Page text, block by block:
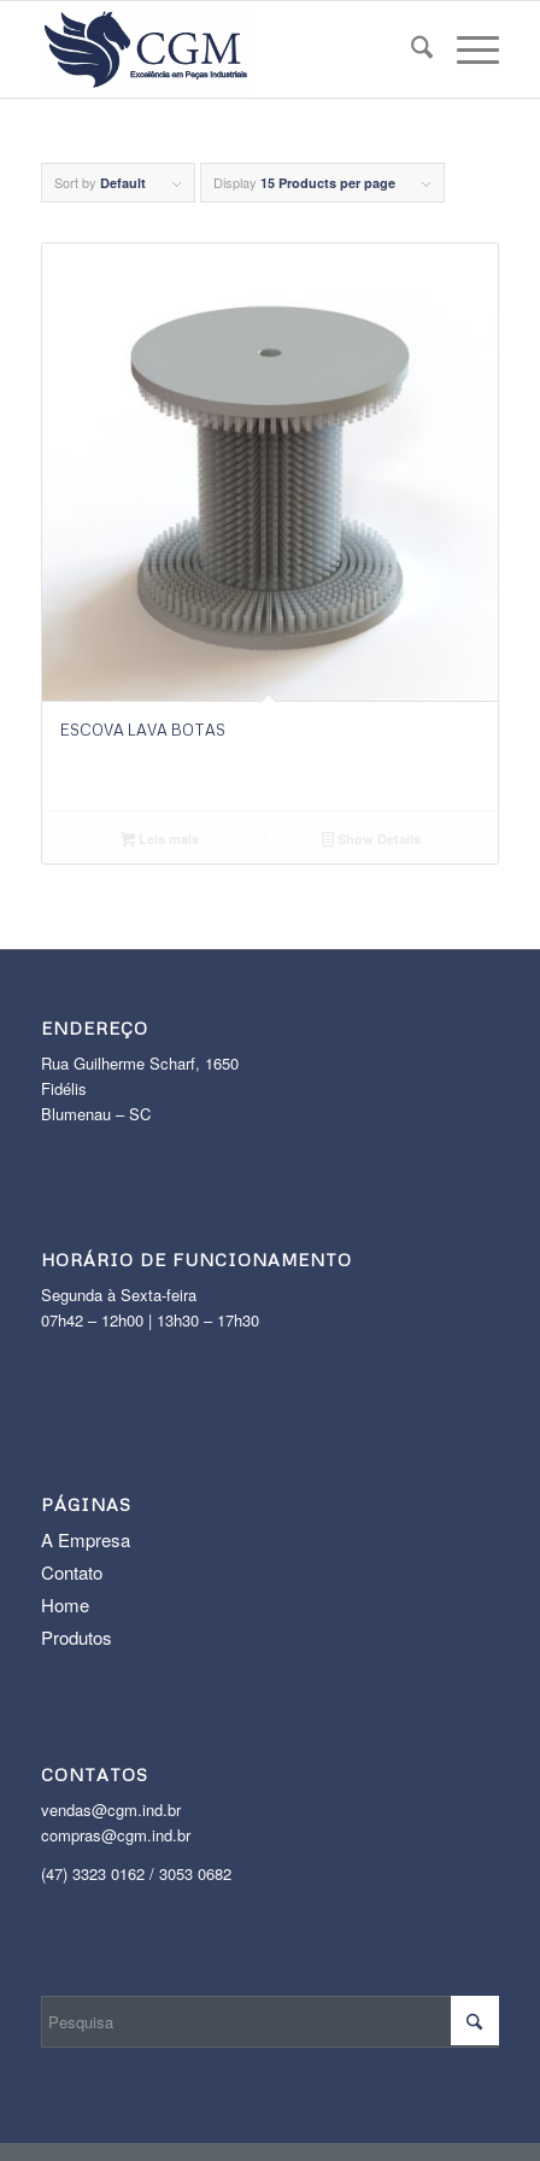
Sort by Default Display 15 Products per page
ESCOVA LAVA BOTAS
ENDEREÇO
Rua Guilherme Scharf, 1650
Fidélis
Blumenau – SC
HORÁRIO DE FUNCIONAMENTO
Segunda à Sexta-feira
07h42 – 12h00 | 13h30 – 17h30
PÁGINAS
A Empresa
Contato
Home
Produtos
CONTATOS
vendas@cgm.ind.br
compras@cgm.ind.br
(47) 3323 0162 / 3053 0682